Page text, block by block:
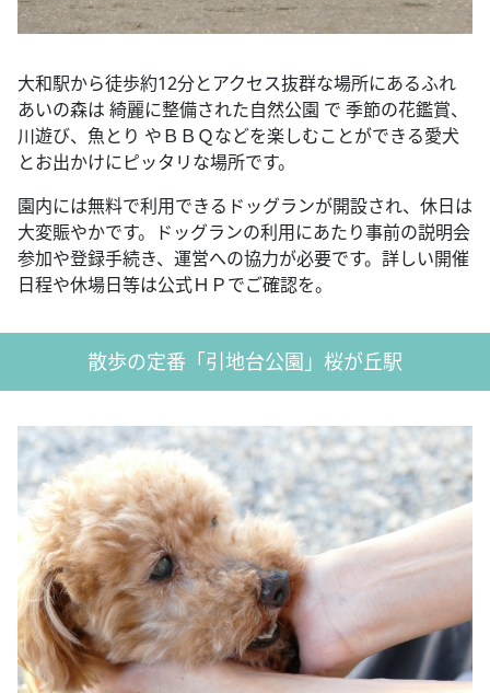
大和駅から徒歩約12分とアクセス抜群な場所にあるふれ
あいの森は 綺麗に整備された自然公園 で 季節の花鑑賞、
川遊び、魚とり やＢＢＱなどを楽しむことができる愛犬
とお出かけにピッタリな場所です。
園内には無料で利用できるドッグランが開設され、休日は
大変賑やかです。ドッグランの利用にあたり事前の説明会
参加や登録手続き、運営への協力が必要です。詳しい開催
日程や休場日等は公式ＨＰでご確認を。
散歩の定番「引地台公園」桜が丘駅